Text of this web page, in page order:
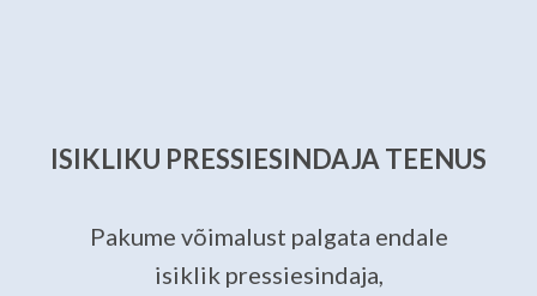
ISIKLIKU PRESSIESINDAJA TEENUS
Pakume võimalust palgata endale
isiklik pressiesindaja,